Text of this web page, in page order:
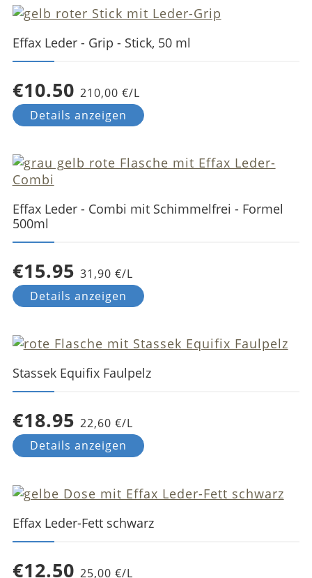
Effax Leder - Grip - Stick, 50 ml
€10.50 210,00 €/L
Details anzeigen
Effax Leder - Combi mit Schimmelfrei - Formel
500ml
€15.95 31,90 €/L
Details anzeigen
Stassek Equifix Faulpelz
€18.95 22,60 €/L
Details anzeigen
Effax Leder-Fett schwarz
€12.50 25,00 €/L